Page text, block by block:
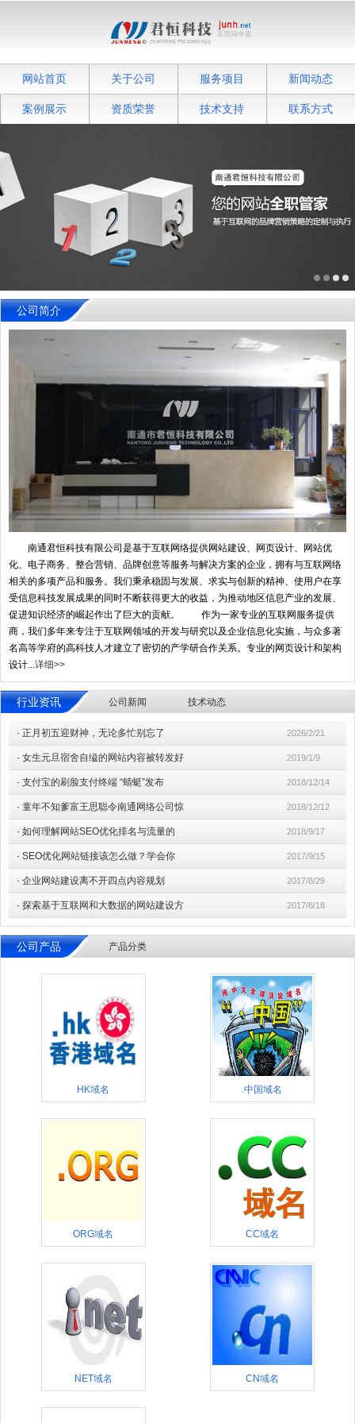
网站首页 关于公司 服务项目 新闻动态
案例展示 资质荣誉 技术支持 联系方式
公司简介
南通君恒科技有限公司是基于互联网络提供网站建设、网页设计、网站优
化、电子商务、整合营销、品牌创意等服务与解决方案的企业，拥有与互联网络
相关的多项产品和服务。我们秉承稳固与发展、求实与创新的精神、使用户在享
受信息科技发展成果的同时不断获得更大的收益，为推动地区信息产业的发展、
促进知识经济的崛起作出了巨大的贡献。 作为一家专业的互联网服务提供
商，我们多年来专注于互联网领域的开发与研究以及企业信息化实施，与众多著
名高等学府的高科技人才建立了密切的产学研合作关系。专业的网页设计和架构
设计...详细>>
行业资讯 公司新闻 技术动态
· 正月初五迎财神，无论多忙别忘了 2026/2/21
· 女生元旦宿舍自缢的网站内容被转发好 2019/1/9
· 支付宝的刷脸支付终端 “蜻蜓”发布 2018/12/14
· 童年不知爹富王思聪令南通网络公司惊 2018/12/12
· 如何理解网站SEO优化排名与流量的 2018/9/17
· SEO优化网站链接该怎么做？学会你 2017/9/15
· 企业网站建设离不开四点内容规划 2017/8/29
· 探索基于互联网和大数据的网站建设方 2017/8/18
公司产品 产品分类
HK域名 .中国域名
ORG域名 CC域名
NET域名 CN域名